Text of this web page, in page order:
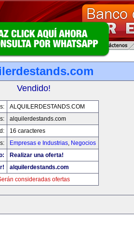
Vendido!
ALQUILERDESTANDS.COM
alquilerdestands.com
16 caracteres
Empresas e Industrias, Negocios
Realizar una oferta!
alquilerdestands.com
consideradas ofertas